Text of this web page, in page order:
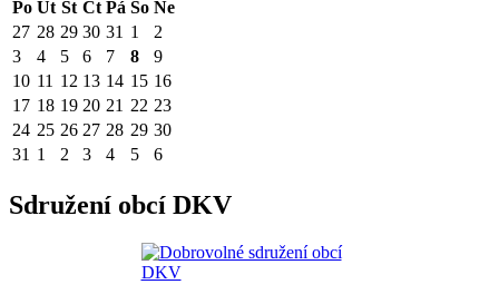
Po Út St Čt Pá So Ne
27 28 29 30 31 1
2
3
4 5 6 7 8
9
10 11 12 13 14 15 16
17 18 19 20 21 22 23
24 25 26 27 28 29 30
31 1 2 3 4 5 6
Sdružení obcí DKV